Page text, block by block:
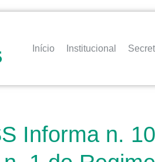
Início Institucional
Informa n.